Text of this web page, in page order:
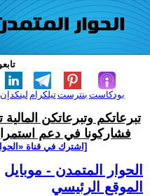
لينكدإن تيلكرامبنترست بودكاست
تبرعاتكم وتبرعاتكن
فشاركونا في دعم
[اشترك في قناة
الحوار المتمدن - موبايل
الموقع الرئيسي